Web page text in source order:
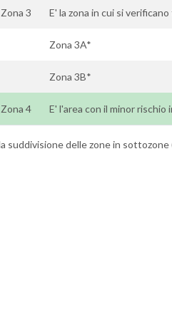
Zona 3 E' la zona in cui si
Zona 3A*
Zona 3B*
Zona 4 E' l'area con il minor
suddivisione delle zone in